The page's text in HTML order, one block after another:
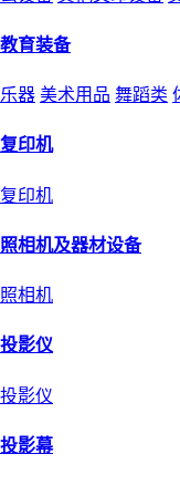
教育装备
乐器 美术用品 舞蹈类
复印机
复印机
照相机及器材设备
照相机
投影仪
投影仪
投影幕